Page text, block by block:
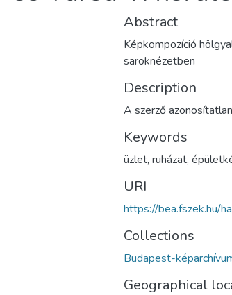
Abstract
Képkompozíció
saroknézetben
Description
A szerző azonosítatlan
Keywords
üzlet, ruházat,
URI
https://bea.fszek.hu/
Collections
Budapest-
Geographical